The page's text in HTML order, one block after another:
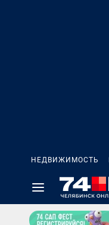
НЕДВИЖИМОСТЬ